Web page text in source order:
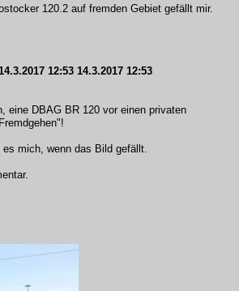
120.2 auf fremden Gebiet gefällt mir.
12:53 14.3.2017 12:53
eine DBAG BR 120 vor einen privaten
mich, wenn das Bild gefällt.